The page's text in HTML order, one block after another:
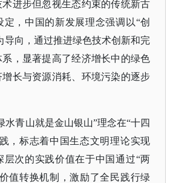
进步但忽视生态约束的传统新古
，中国的新发展理念强调以“创
导向，通过推进绿色技术创新和完
，显著提高了经济增长中的绿色
长与资源消耗、环境污染的逐步
水青山就是金山银山”理念在“十四
，标志着中国生态文明理论实现
层次的实践价值在于中国通过“两
值转换机制，激励了全民践行绿